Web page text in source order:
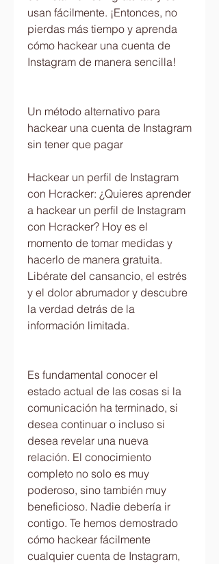
usan fácilmente. ¡Entonces, no
pierdas más tiempo y aprenda
cómo hackear una cuenta de
Instagram de manera sencilla!
Un método alternativo para
hackear una cuenta de Instagram
sin tener que pagar
Hackear un perfil de Instagram
con Hcracker: ¿Quieres aprender
a hackear un perfil de Instagram
con Hcracker? Hoy es el
momento de tomar medidas y
hacerlo de manera gratuita.
Libérate del cansancio, el estrés
y el dolor abrumador y descubre
la verdad detrás de la
información limitada.
Es fundamental conocer el
estado actual de las cosas si la
comunicación ha terminado, si
desea continuar o incluso si
desea revelar una nueva
relación. El conocimiento
completo no solo es muy
poderoso, sino también muy
beneficioso. Nadie debería ir
contigo. Te hemos demostrado
cómo hackear fácilmente
cualquier cuenta de Instagram,